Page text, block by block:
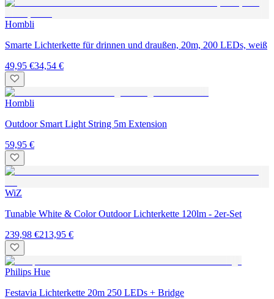
Hombli
Smarte Lichterkette für drinnen und draußen, 20m, 200 LEDs, weiß
49,95 €34,54 €
Hombli
Outdoor Smart Light String 5m Extension
59,95 €
WiZ
Tunable White & Color Outdoor Lichterkette 120lm - 2er-Set
239,98 €213,95 €
Philips Hue
Festavia Lichterkette 20m 250 LEDs + Bridge